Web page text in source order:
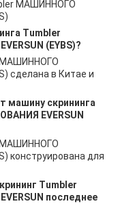
МАШИННОГО
Tumbler
(EYBS)?
МАШИННОГО
сделана в Китае и
машину скрининга
EVERSUN
МАШИННОГО
конструирована для
Tumbler
последнее